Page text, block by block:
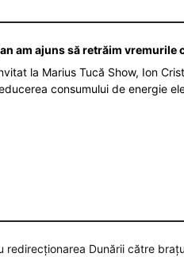
am ajuns să retrăim
la Marius Tucă Show, Ion
consumului de energie
redirecționarea Dunării către